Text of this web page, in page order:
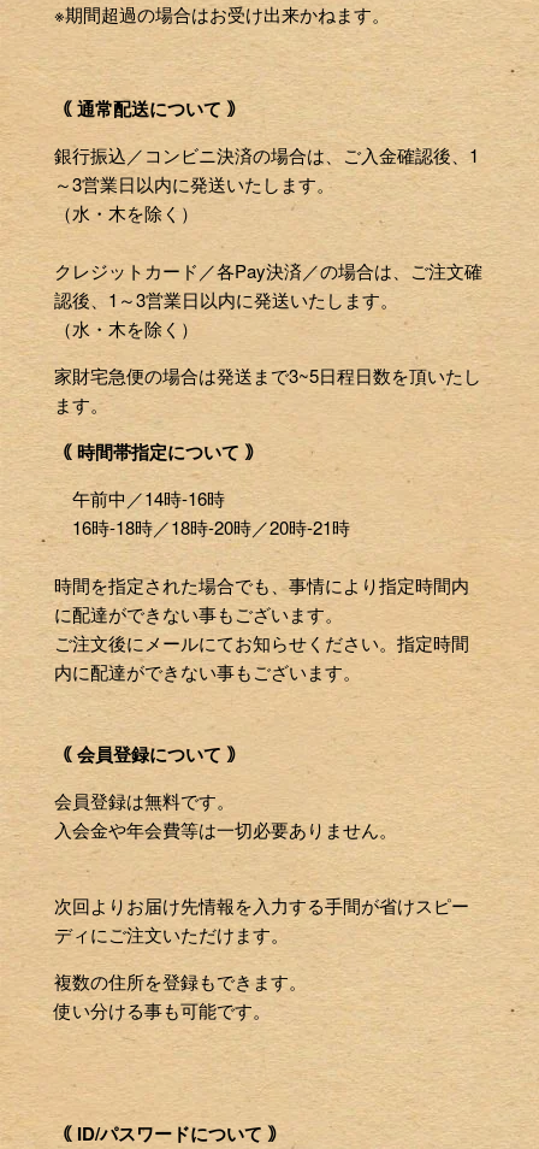
※期間超過の場合はお受け出来かねます。
｟ 通常配送について ｠
銀行振込／コンビニ決済の場合は、ご入金確認後、1
～3営業日以内に発送いたします。
（水・木を除く）
クレジットカード／各Pay決済／の場合は、ご注文確
認後、1～3営業日以内に発送いたします。
（水・木を除く）
家財宅急便の場合は発送まで3~5日程日数を頂いたし
ます。
｟ 時間帯指定について ｠
午前中／14時-16時
16時-18時／18時-20時／20時-21時
時間を指定された場合でも、事情により指定時間内
に配達ができない事もございます。
ご注文後にメールにてお知らせください。指定時間
内に配達ができない事もございます。
｟ 会員登録について ｠
会員登録は無料です。
入会金や年会費等は一切必要ありません。
次回よりお届け先情報を入力する手間が省けスピー
ディにご注文いただけます。
複数の住所を登録もできます。
使い分ける事も可能です。
｟ ID/パスワードについて ｠